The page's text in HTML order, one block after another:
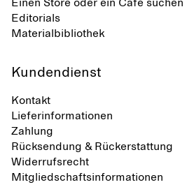
Einen Store oder ein Café suchen
Editorials
Materialbibliothek
Kundendienst
Kontakt
Lieferinformationen
Zahlung
Rücksendung & Rückerstattung
Widerrufsrecht
Mitgliedschaftsinformationen